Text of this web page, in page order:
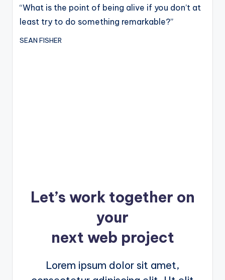
“What is the point of being alive if you don’t at
least try to do something remarkable?”
SEAN FISHER
Let’s work together on
your
next web project
Lorem ipsum dolor sit amet,